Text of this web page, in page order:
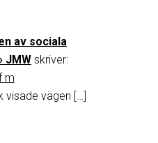
av sociala
JMW skriver:
m
visade vägen […]